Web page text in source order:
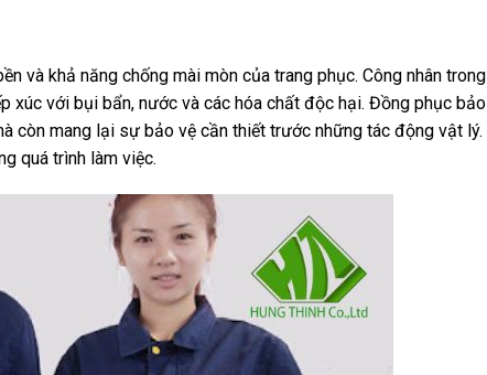
và khả năng chống mài mòn của trang phục. Công nhân trong
xúc với bụi bẩn, nước và các hóa chất độc hại. Đồng phục bảo
còn mang lại sự bảo vệ cần thiết trước những tác động vật lý.
quá trình làm việc.